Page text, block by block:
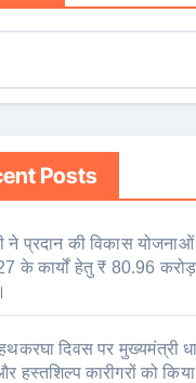
Posts
ने प्रदान की विकास
के कार्यों हेतु ₹ 80.96 करोड़
हथकरघा दिवस पर मुख्यमंत्री
हस्तशिल्प कारीगरों को किया